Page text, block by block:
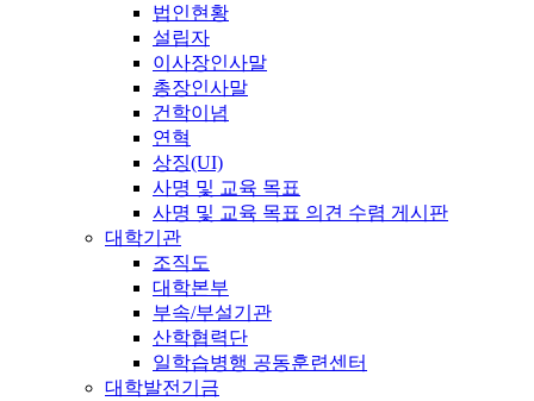
법인현황
설립자
이사장인사말
총장인사말
건학이념
연혁
상징(UI)
사명 및 교육 목표
사명 및 교육 목표 의견 수렴 게시판
대학기관
조직도
대학본부
부속/부설기관
산학협력단
일학습병행 공동훈련센터
대학발전기금